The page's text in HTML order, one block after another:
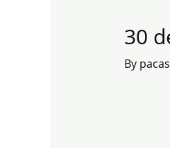
30
By